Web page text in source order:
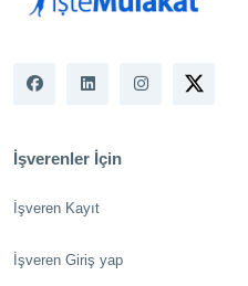
İşverenler İçin
İşveren Kayıt
İşveren Giriş yap